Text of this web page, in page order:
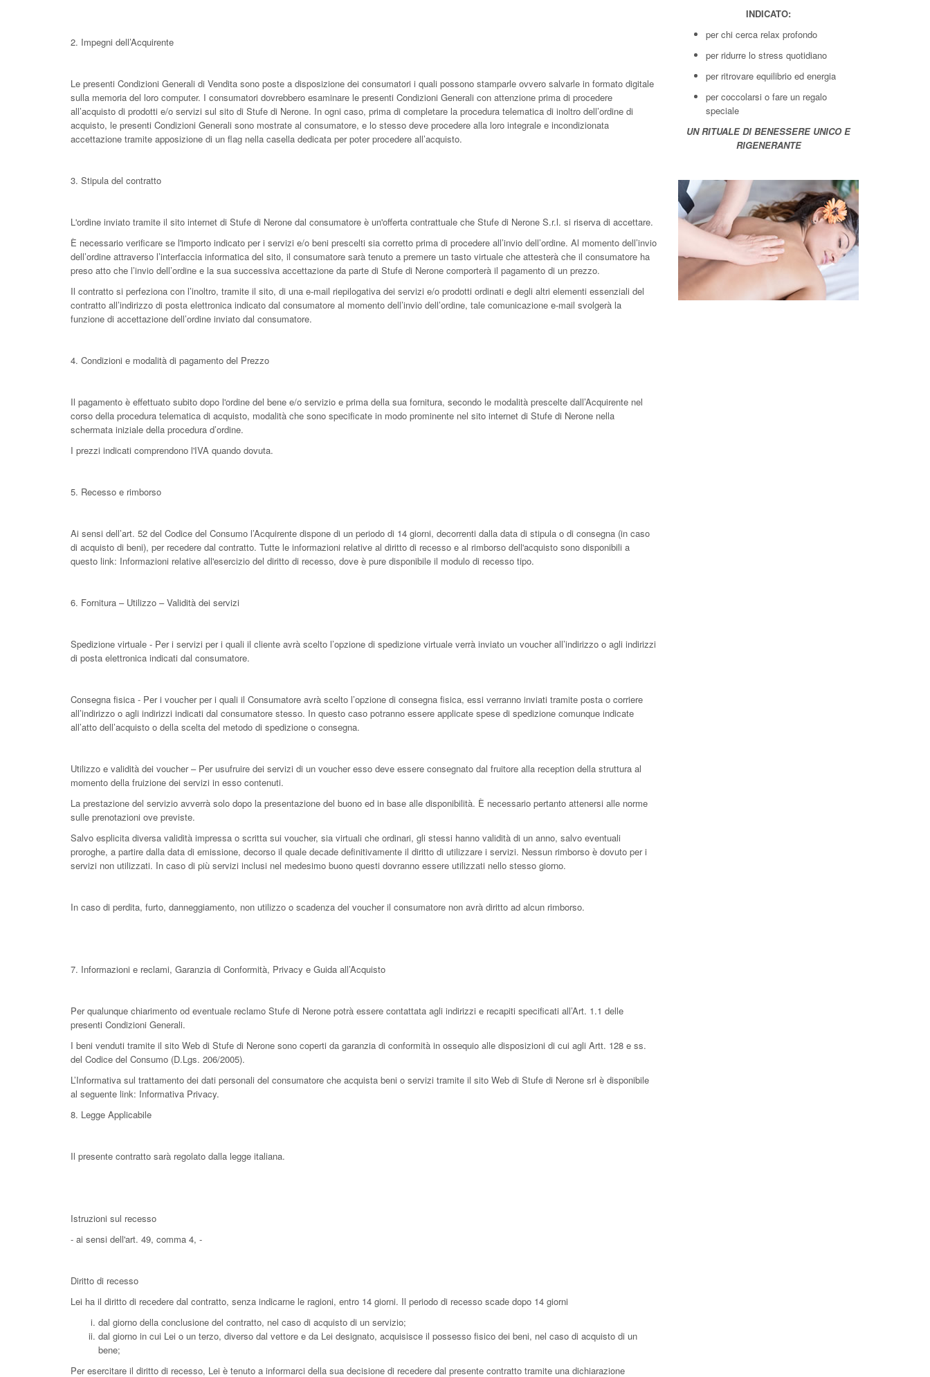
2. Impegni dell’Acquirente
Le presenti Condizioni Generali di Vendita sono poste a disposizione dei consumatori i quali possono stamparle ovvero salvarle in formato digitale
sulla memoria del loro computer. I consumatori dovrebbero esaminare le presenti Condizioni Generali con attenzione prima di procedere
all’acquisto di prodotti e/o servizi sul sito di Stufe di Nerone. In ogni caso, prima di completare la procedura telematica di inoltro dell’ordine di
acquisto, le presenti Condizioni Generali sono mostrate al consumatore, e lo stesso deve procedere alla loro integrale e incondizionata
accettazione tramite apposizione di un flag nella casella dedicata per poter procedere all’acquisto.
3. Stipula del contratto
L'ordine inviato tramite il sito internet di Stufe di Nerone dal consumatore è un'offerta contrattuale che Stufe di Nerone S.r.l. si riserva di accettare.
È necessario verificare se l'importo indicato per i servizi e/o beni prescelti sia corretto prima di procedere all’invio dell’ordine. Al momento dell’invio
dell’ordine attraverso l’interfaccia informatica del sito, il consumatore sarà tenuto a premere un tasto virtuale che attesterà che il consumatore ha
preso atto che l’invio dell’ordine e la sua successiva accettazione da parte di Stufe di Nerone comporterà il pagamento di un prezzo.
Il contratto si perfeziona con l’inoltro, tramite il sito, di una e-mail riepilogativa dei servizi e/o prodotti ordinati e degli altri elementi essenziali del
contratto all’indirizzo di posta elettronica indicato dal consumatore al momento dell’invio dell’ordine, tale comunicazione e-mail svolgerà la
funzione di accettazione dell’ordine inviato dal consumatore.
4. Condizioni e modalità di pagamento del Prezzo
Il pagamento è effettuato subito dopo l'ordine del bene e/o servizio e prima della sua fornitura, secondo le modalità prescelte dall’Acquirente nel
corso della procedura telematica di acquisto, modalità che sono specificate in modo prominente nel sito internet di Stufe di Nerone nella
schermata iniziale della procedura d’ordine.
I prezzi indicati comprendono l'IVA quando dovuta.
5. Recesso e rimborso
Ai sensi dell’art. 52 del Codice del Consumo l’Acquirente dispone di un periodo di 14 giorni, decorrenti dalla data di stipula o di consegna (in caso
di acquisto di beni), per recedere dal contratto. Tutte le informazioni relative al diritto di recesso e al rimborso dell'acquisto sono disponibili a
questo link: Informazioni relative all'esercizio del diritto di recesso, dove è pure disponibile il modulo di recesso tipo.
6. Fornitura – Utilizzo – Validità dei servizi
Spedizione virtuale - Per i servizi per i quali il cliente avrà scelto l’opzione di spedizione virtuale verrà inviato un voucher all’indirizzo o agli indirizzi
di posta elettronica indicati dal consumatore.
Consegna fisica - Per i voucher per i quali il Consumatore avrà scelto l’opzione di consegna fisica, essi verranno inviati tramite posta o corriere
all’indirizzo o agli indirizzi indicati dal consumatore stesso. In questo caso potranno essere applicate spese di spedizione comunque indicate
all’atto dell’acquisto o della scelta del metodo di spedizione o consegna.
Utilizzo e validità dei voucher – Per usufruire dei servizi di un voucher esso deve essere consegnato dal fruitore alla reception della struttura al
momento della fruizione dei servizi in esso contenuti.
La prestazione del servizio avverrà solo dopo la presentazione del buono ed in base alle disponibilità. È necessario pertanto attenersi alle norme
sulle prenotazioni ove previste.
Salvo esplicita diversa validità impressa o scritta sui voucher, sia virtuali che ordinari, gli stessi hanno validità di un anno, salvo eventuali
proroghe, a partire dalla data di emissione, decorso il quale decade definitivamente il diritto di utilizzare i servizi. Nessun rimborso è dovuto per i
servizi non utilizzati. In caso di più servizi inclusi nel medesimo buono questi dovranno essere utilizzati nello stesso giorno.
In caso di perdita, furto, danneggiamento, non utilizzo o scadenza del voucher il consumatore non avrà diritto ad alcun rimborso.
7. Informazioni e reclami, Garanzia di Conformità, Privacy e Guida all’Acquisto
Per qualunque chiarimento od eventuale reclamo Stufe di Nerone potrà essere contattata agli indirizzi e recapiti specificati all’Art. 1.1 delle
presenti Condizioni Generali.
I beni venduti tramite il sito Web di Stufe di Nerone sono coperti da garanzia di conformità in ossequio alle disposizioni di cui agli Artt. 128 e ss.
del Codice del Consumo (D.Lgs. 206/2005).
L’Informativa sul trattamento dei dati personali del consumatore che acquista beni o servizi tramite il sito Web di Stufe di Nerone srl è disponibile
al seguente link: Informativa Privacy.
8. Legge Applicabile
Il presente contratto sarà regolato dalla legge italiana.
Istruzioni sul recesso
- ai sensi dell'art. 49, comma 4, -
Diritto di recesso
Lei ha il diritto di recedere dal contratto, senza indicarne le ragioni, entro 14 giorni. Il periodo di recesso scade dopo 14 giorni
dal giorno della conclusione del contratto, nel caso di acquisto di un servizio;
dal giorno in cui Lei o un terzo, diverso dal vettore e da Lei designato, acquisisce il possesso fisico dei beni, nel caso di acquisto di un
bene;
Per esercitare il diritto di recesso, Lei è tenuto a informarci della sua decisione di recedere dal presente contratto tramite una dichiarazione
INDICATO:
per chi cerca relax profondo
per ridurre lo stress quotidiano
per ritrovare equilibrio ed energia
per coccolarsi o fare un regalo
speciale
UN RITUALE DI BENESSERE UNICO E
RIGENERANTE